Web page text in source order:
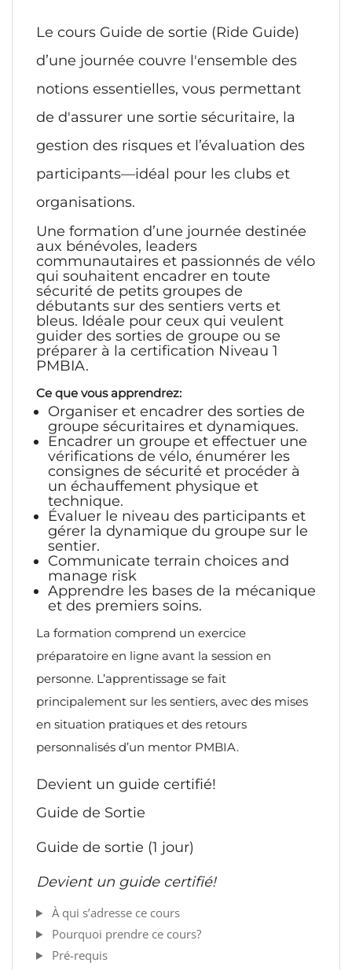
Le cours Guide de sortie (Ride Guide)
d’une journée couvre l'ensemble des
notions essentielles, vous permettant
de d'assurer une sortie sécuritaire, la
gestion des risques et l’évaluation des
participants—idéal pour les clubs et
organisations.
Une formation d’une journée destinée
aux bénévoles, leaders
communautaires et passionnés de vélo
qui souhaitent encadrer en toute
sécurité de petits groupes de
débutants sur des sentiers verts et
bleus. Idéale pour ceux qui veulent
guider des sorties de groupe ou se
préparer à la certification Niveau 1
PMBIA.
Ce que vous apprendrez:
Organiser et encadrer des sorties de
groupe sécuritaires et dynamiques.
Encadrer un groupe et effectuer une
vérifications de vélo, énumérer les
consignes de sécurité et procéder à
un échauffement physique et
technique.
Évaluer le niveau des participants et
gérer la dynamique du groupe sur le
sentier.
Communicate terrain choices and
manage risk
Apprendre les bases de la mécanique
et des premiers soins.
La formation comprend un exercice
préparatoire en ligne avant la session en
personne. L’apprentissage se fait
principalement sur les sentiers, avec des mises
en situation pratiques et des retours
personnalisés d’un mentor PMBIA.
Devient un guide certifié!
Guide de Sortie
Guide de sortie (1 jour)
Devient un guide certifié!
À qui s’adresse ce cours
Pourquoi prendre ce cours?
Pré-requis